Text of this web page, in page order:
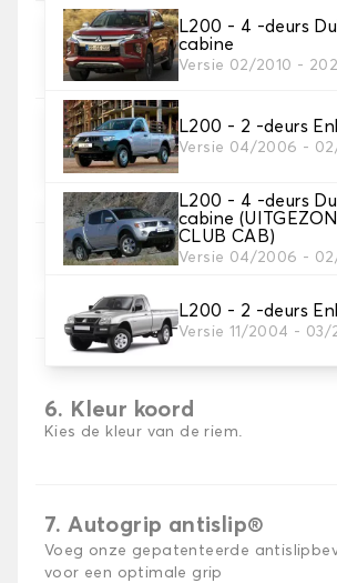
L200 - 4 -deurs
cabine
Versie 02/2010 -
L200 - 2 -deurs
Versie 04/2006 -
L200 - 4 -deurs
cabine
CLUB CAB)
Versie 04/2006 -
L200 - 2 -deurs
Versie 11/2004 - 03/
3. Aantal matten
Selecteer het aantal automatten dat
4. Tapijt kleuren
Kies de kleur van je tapijt ..
5. Materiaal riem
6. Kleur koord
Kies de kleur van de riem.
7. Autogrip antislip®
Voeg onze gepatenteerde
voor een optimale grip